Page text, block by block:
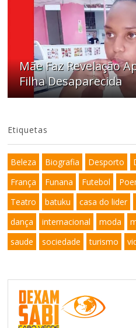
Mãe Faz Revelação
Filha Desaparecida
Etiquetas
Beleza Biografia Desporto
França
Funana Futebol
Teatro
batuku casa do lider
dança
internacional moda
saude
sociedade turismo